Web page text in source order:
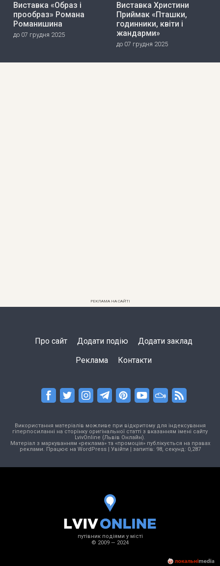
Виставка «Образ і
прообраз» Романа
Романишина
до 07 грудня 2025
Виставка Христини
Приймак «Пташки,
годинники, квіти і
жандарми»
до 07 грудня 2025
РЕКЛАМА НА САЙТІ
Про сайт Додати подію Додати заклад
Реклама Контакти
Використання матеріалів можливе при відкритому для індексування
гіперпосиланні на сторінку оригінальної статті з вказанням імені сайту
LvivOnline (Львів Онлайн).
Матеріал з маркуванням «реклама» та «промоція» публікується на правах
реклами. Працює на WordPress| Увійти | запитів: 98, секунд: 0,287
путівник подіями у місті
© 2009 — 2024